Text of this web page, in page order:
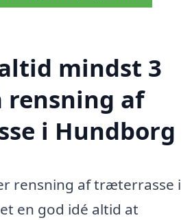
mindst 3
af
i Hundborg
rensning af træterrasse i
en god idé altid at